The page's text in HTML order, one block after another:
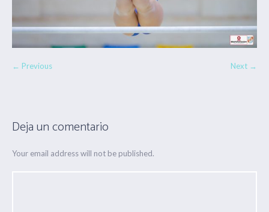
← Previous Next →
Deja un comentario
Your email address will not be published.